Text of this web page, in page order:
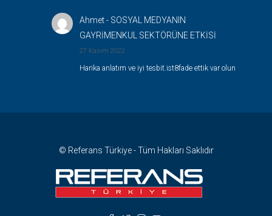
Ahmet- SOSYAL MEDYANIN
GAYRİMENKUL SEKTÖRÜNE ETKİSİ
27 Kasım 2022
Harika anlatım ve iyi tesbit.ist8fade ettik var olun
© Referans Türkiye - Tüm Hakları Saklıdır